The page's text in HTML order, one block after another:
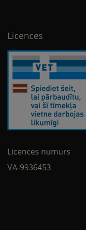
Licences
Licences numurs
VA-9936453